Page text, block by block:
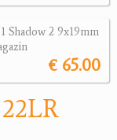
Shadow 2 9x19mm
€ 65.00